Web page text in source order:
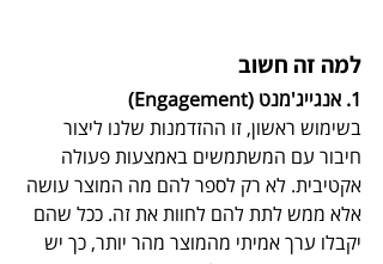
למה זה חשוב
1. אנגייג'מנט (Engagement)
בשימוש ראשון, זו ההזדמנות שלנו ליצור
חיבור עם המשתמשים באמצעות פעולה
אקטיבית. לא רק לספר להם מה המוצר עושה
אלא ממש לתת להם לחוות את זה. ככל שהם
יקבלו ערך אמיתי מהמוצר מהר יותר, כך יש